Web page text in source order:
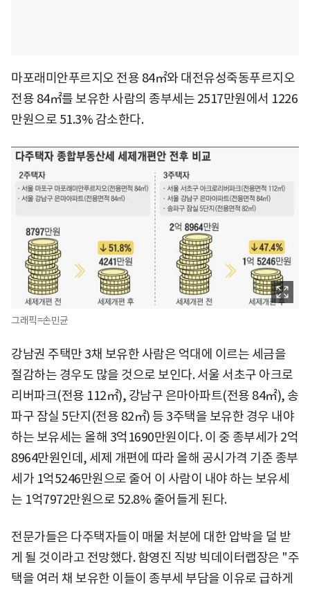
마포래미안푸르지오 전용 84㎡와 대전유성죽동푸르지오
전용 84㎡를 보유한 사람의 종부세는 2517만원에서 1226
만원으로 51.3% 감소한다.
그래픽=손민균
강남권 주택만 3채 보유한 사람은 억대에 이르는 세금을
절감하는 경우도 많을 것으로 보인다. 서울 서초구 아크로
리버파크(전용 112㎡), 강남구 은마아파트(전용 84㎡), 송
파구 잠실 5단지(전용 82㎡) 등 3주택을 보유한 경우 내야
하는 보유세는 올해 3억1690만원이다. 이 중 종부세가 2억
8964만원인데, 세제 개편에 따라 올해 공시가격 기준 종부
세가 1억5246만원으로 줄어 이 사람이 내야 하는 보유세
는 1억7972만원으로 52.8% 줄어들게 된다.
전문가들은 다주택자들이 매물 처분에 대한 압박을 덜 받
게 될 것이라고 전망했다. 함영진 직방 빅데이터랩장은 "주
택을 여러 채 보유한 이들이 종부세 부담을 이유로 급하게